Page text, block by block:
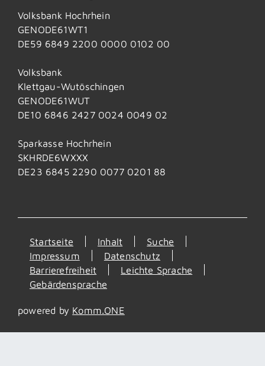
Volksbank Hochrhein
GENODE61WT1
DE59 6849 2200 0000 0102 00
Volksbank
Klettgau-Wutöschingen
GENODE61WUT
DE10 6846 2427 0024 0049 02
Sparkasse Hochrhein
SKHRDE6WXXX
DE23 6845 2290 0077 0201 88
Startseite Inhalt
Suche
Impressum
Datenschutz
Barrierefreiheit
Leichte Sprache
Gebärdensprache
powered by Komm.ONE